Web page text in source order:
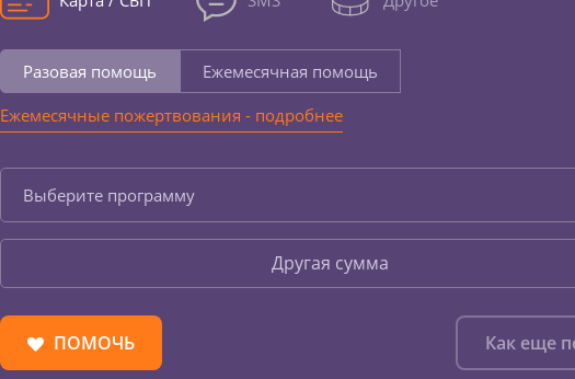
Разовая помощь
Ежемесячная помощь
Ежемесячные пожертвования - подробнее
Выберите программу
Другая сумма
ПОМОЧЬ Как еще